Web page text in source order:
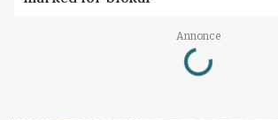
Annonce
Loading...